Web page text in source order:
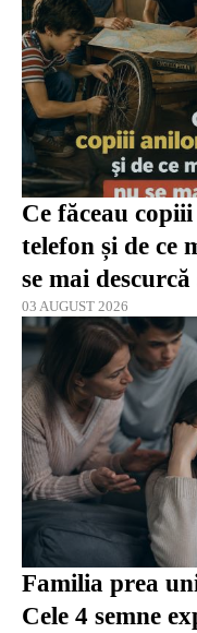
Ce făceau
telefon și de ce
se mai
03 AUGUST 2026
Familia prea
Cele 4 semne